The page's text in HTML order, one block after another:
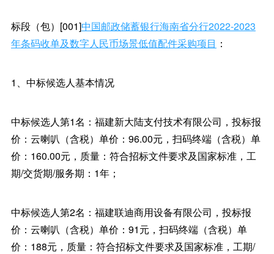
标段（包）[001]中国邮政储蓄银行海南省分行2022-2023
年条码收单及数字人民币场景低值配件采购项目 ：
1、中标候选人基本情况
中标候选人第1名：福建新大陆支付技术有限公司，投标报
价：云喇叭（含税）单价：96.00元，扫码终端（含税）单
价：160.00元，质量：符合招标文件要求及国家标准，工
期/交货期/服务期：1年；
中标候选人第2名：福建联迪商用设备有限公司，投标报
价：云喇叭（含税）单价：91元，扫码终端（含税）单
价：188元，质量：符合招标文件要求及国家标准，工期/